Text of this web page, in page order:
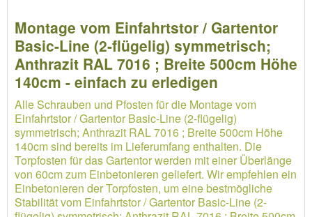
Montage vom Einfahrtstor / Gartentor
Basic-Line (2-flügelig) symmetrisch;
Anthrazit RAL 7016 ; Breite 500cm Höhe
140cm - einfach zu erledigen
Alle Schrauben und Pfosten für die Montage vom
Einfahrtstor / Gartentor Basic-Line (2-flügelig)
symmetrisch; Anthrazit RAL 7016 ; Breite 500cm Höhe
140cm sind bereits im Lieferumfang enthalten. Die
Torpfosten für das Gartentor werden mit einer Überlänge
von 60cm zum Einbetonieren geliefert. Wir empfehlen ein
Einbetonieren der Torpfosten, um eine bestmögliche
Stabilität vom Einfahrtstor / Gartentor Basic-Line (2-